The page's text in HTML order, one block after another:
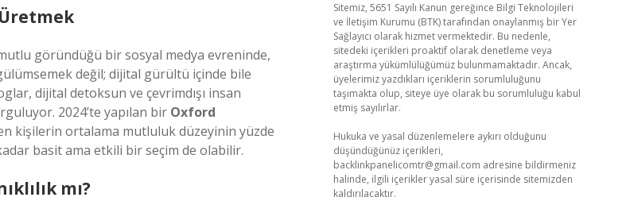
göründüğü bir sosyal medya evreninde,
değil; dijital gürültü içinde bile
dijital detoksun ve çevrimdışı insan
2024’te yapılan bir Oxford
kişilerin ortalama mutluluk düzeyinin yüzde
basit ama etkili bir seçim de olabilir.
mı?
Sitemiz, 5651 Sayılı Kanun gereğince Bilgi Teknolojileri
ve İletişim Kurumu (BTK) tarafından onaylanmış bir Yer
Sağlayıcı olarak hizmet vermektedir. Bu nedenle,
sitedeki içerikleri proaktif olarak denetleme veya
araştırma yükümlülüğümüz bulunmamaktadır. Ancak,
üyelerimiz yazdıkları içeriklerin sorumluluğunu
taşımakta olup, siteye üye olarak bu sorumluluğu kabul
etmiş sayılırlar.
Hukuka ve yasal düzenlemelere aykırı olduğunu
düşündüğünüz içerikleri,
backlinkpanelicomtr@gmail.com adresine bildirmeniz
halinde, ilgili içerikler yasal süre içerisinde sitemizden
kaldırılacaktır.